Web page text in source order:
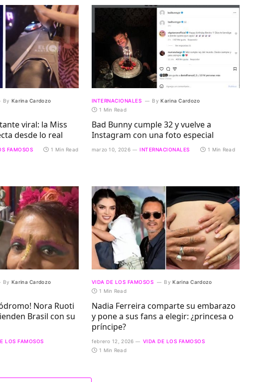
By Karina Cardozo
viral: la Miss
desde lo real
FAMOSOS 1 Min Read
INTERNACIONALES By Karina Cardozo
1 Min Read
Bad Bunny cumple 32 y vuelve a
Instagram con una foto especial
marzo 10, 2026 INTERNACIONALES 1 Min Read
By Karina Cardozo
Nora Ruoti
Brasil con su
LOS FAMOSOS
VIDA DE LOS FAMOSOS By Karina Cardozo
1 Min Read
Nadia Ferreira comparte su embarazo
y pone a sus fans a elegir: ¿princesa o
príncipe?
febrero 12, 2026
VIDA DE LOS FAMOSOS
1 Min Read